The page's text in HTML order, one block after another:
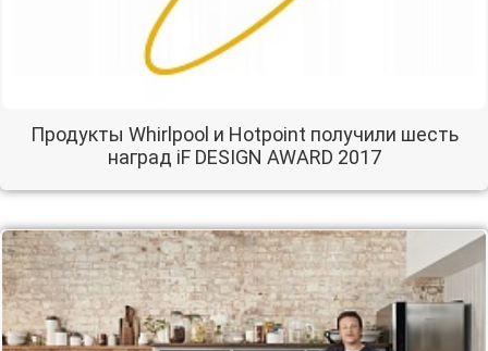
Продукты Whirlpool и Hotpoint получили шесть
наград iF DESIGN AWARD 2017